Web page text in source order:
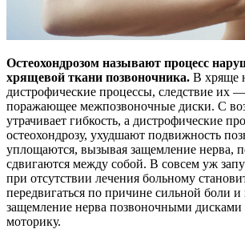
Остеохондрозом называют процесс
хрящевой ткани позвоночника. В хряще
дистрофические процессы, следствие их
поражающее межпозвоночные диски. С
утрачивает гибкость, а дистрофические
остеохондрозу, ухудшают подвижность
уплощаются, вызывая защемление нерва,
сдвигаются между собой. В совсем уж
при отсутствии лечения больному
передвигаться по причине сильной боли и
защемление нерва позвоночными
моторику.